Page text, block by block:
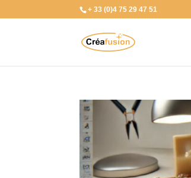
+ 33 (0)4 75 29 47 51